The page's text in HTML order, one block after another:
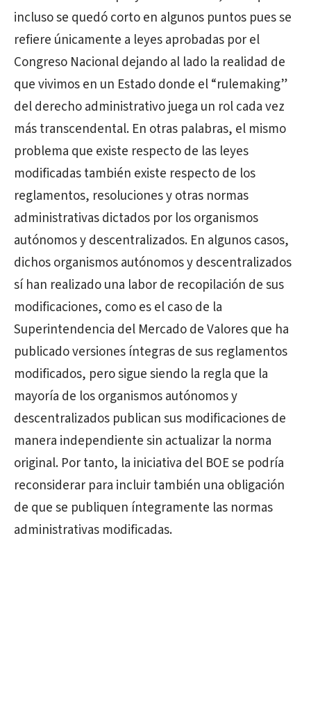
incluso se quedó corto en algunos puntos pues se
refiere únicamente a leyes aprobadas por el
Congreso Nacional dejando al lado la realidad de
que vivimos en un Estado donde el “rulemaking”
del derecho administrativo juega un rol cada vez
más transcendental. En otras palabras, el mismo
problema que existe respecto de las leyes
modificadas también existe respecto de los
reglamentos, resoluciones y otras normas
administrativas dictados por los organismos
autónomos y descentralizados. En algunos casos,
dichos organismos autónomos y descentralizados
sí han realizado una labor de recopilación de sus
modificaciones, como es el caso de la
Superintendencia del Mercado de Valores que ha
publicado versiones íntegras de sus reglamentos
modificados, pero sigue siendo la regla que la
mayoría de los organismos autónomos y
descentralizados publican sus modificaciones de
manera independiente sin actualizar la norma
original. Por tanto, la iniciativa del BOE se podría
reconsiderar para incluir también una obligación
de que se publiquen íntegramente las normas
administrativas modificadas.